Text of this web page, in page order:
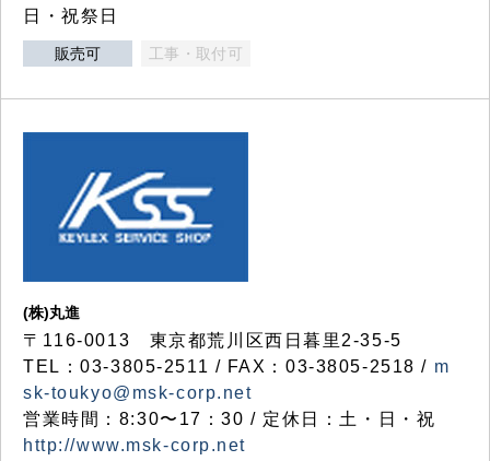
日・祝祭日
販売可 工事・取付可
(株)丸進
〒116-0013 東京都荒川区西日暮里2-35-5
TEL：03-3805-2511 / FAX：03-3805-2518 / m
sk-toukyo@msk-corp.net
営業時間：8:30〜17：30 / 定休日：土・日・祝
http://www.msk-corp.net